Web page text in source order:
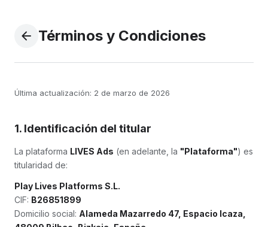
arrow_back Términos y Condiciones
Última actualización: 2 de marzo de 2026
1. Identificación del titular
La plataforma LIVES Ads (en adelante, la "Plataforma") es
titularidad de:
Play Lives Platforms S.L.
CIF: B26851899
Domicilio social: Alameda Mazarredo 47, Espacio Icaza,